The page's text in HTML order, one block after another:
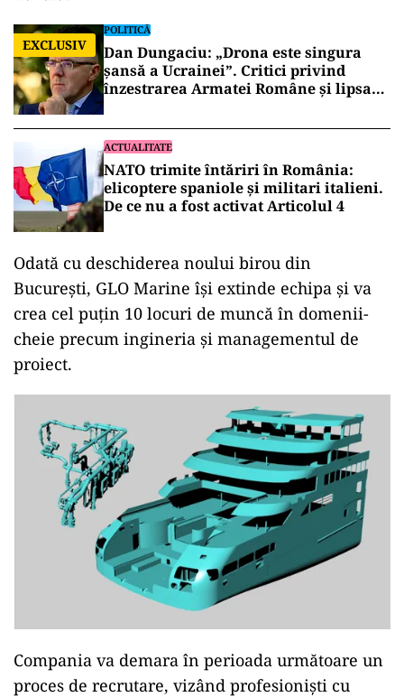
EXCLUSIV
POLITICĂ
Dan Dungaciu: „Drona este singura
șansă a Ucrainei”. Critici privind
înzestrarea Armatei Române și lipsa
Constanța
ACTUALITATE
NATO trimite întăriri în România:
elicoptere spaniole și militari italieni.
De ce nu a fost activat Articolul 4
Odată cu deschiderea noului birou din
București, GLO Marine își extinde echipa și va
crea cel puțin 10 locuri de muncă în domenii-
cheie precum ingineria și managementul de
proiect.
Compania va demara în perioada următoare un
proces de recrutare, vizând profesioniști cu